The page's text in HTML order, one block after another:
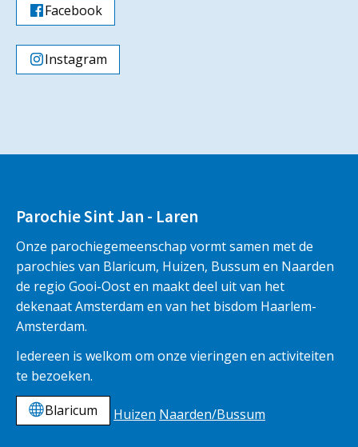
Facebook
Instagram
Parochie Sint Jan - Laren
Onze parochiegemeenschap vormt samen met de
parochies van Blaricum, Huizen, Bussum en Naarden
de regio Gooi-Oost en maakt deel uit van het
dekenaat Amsterdam en van het bisdom Haarlem-
Amsterdam.
Iedereen is welkom om onze vieringen en activiteiten
te bezoeken.
Blaricum
Huizen Naarden/Bussum